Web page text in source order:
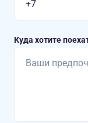
Куда хотите